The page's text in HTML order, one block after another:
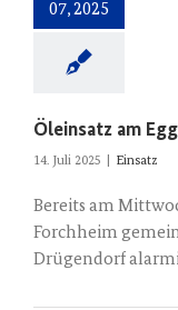
07, 2025
Öleinsatz am
14. Juli 2025 Einsatz
Bereits am
Forchheim
Drügendorf